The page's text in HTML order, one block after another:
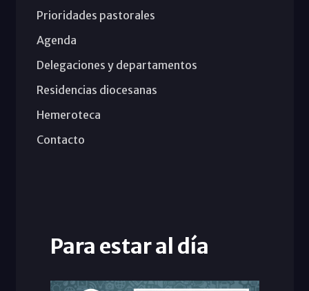
Prioridades pastorales
Agenda
Delegaciones y departamentos
Residencias diocesanas
Hemeroteca
Contacto
Para estar al día